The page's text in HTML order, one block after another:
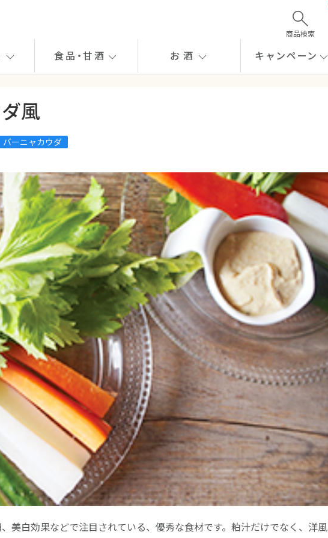
商品検索
食品・甘酒 お酒 キャンペーン
風
バーニャカウダ
美白効果などで注目されている、優秀な食材です。粕汁だけでなく、洋風